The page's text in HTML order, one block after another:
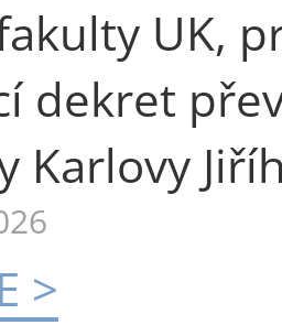
UK,
dekret
Karlovy
>